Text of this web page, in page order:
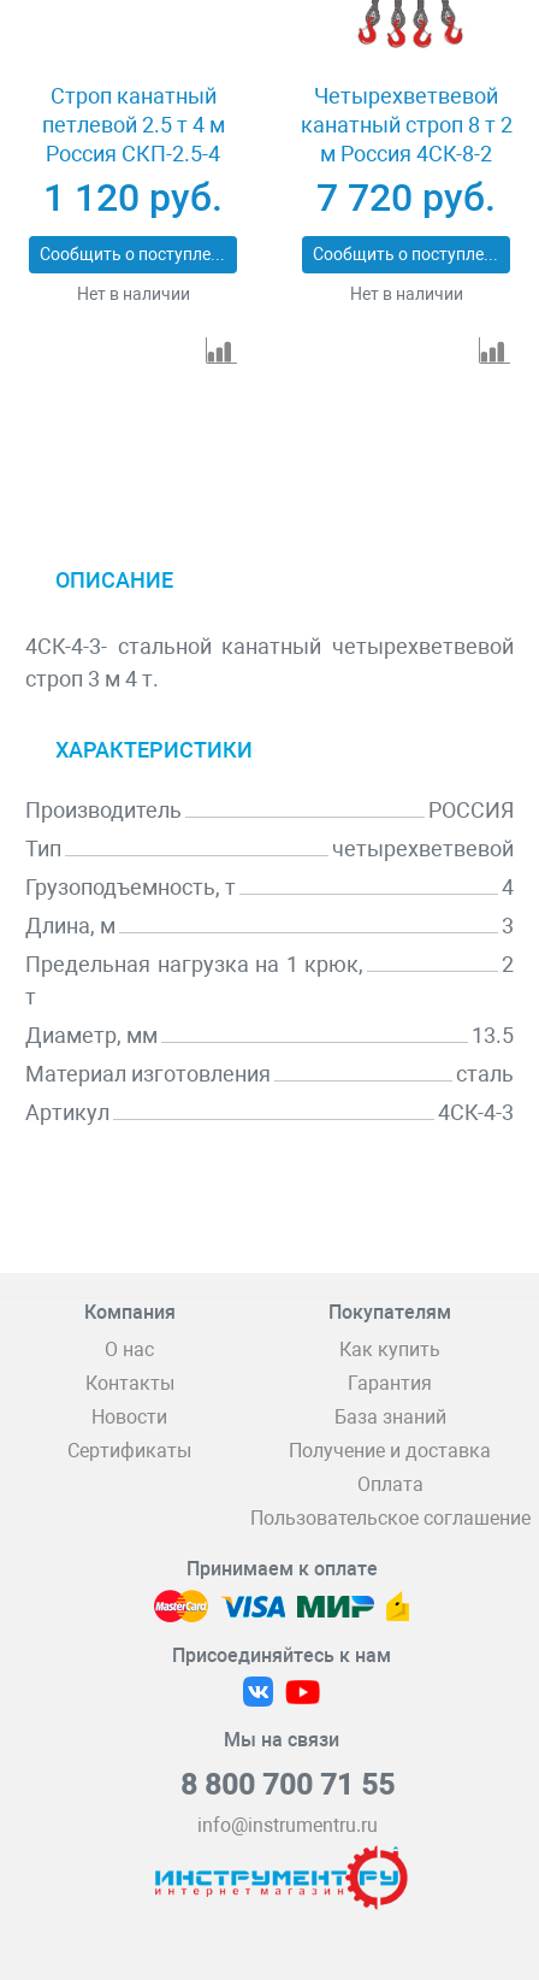
Строп канатный
петлевой 2.5 т 4 м
Россия СКП-2.5-4
1 120 руб.
Сообщить о поступлении
Нет в наличии
Четырехветвевой
канатный строп 8 т 2
м Россия 4СК-8-2
7 720 руб.
Сообщить о поступлении
Нет в наличии
ОПИСАНИЕ
4СК-4-3- стальной канатный четырехветвевой
строп 3 м 4 т.
ХАРАКТЕРИСТИКИ
Производитель
РОССИЯ
Тип
четырехветвевой
Грузоподъемность, т
4
Длина, м
3
Предельная нагрузка на 1 крюк,
т
2
Диаметр, мм
13.5
Материал изготовления
сталь
Артикул
4СК-4-3
Компания
О нас
Контакты
Новости
Сертификаты
Покупателям
Как купить
Гарантия
База знаний
Получение и доставка
Оплата
Пользовательское соглашение
Принимаем к оплате
Присоединяйтесь к нам
Мы на связи
8 800 700 71 55
info@instrumentru.ru